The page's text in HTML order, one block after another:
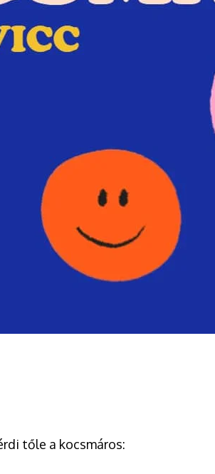
tőle a kocsmáros: